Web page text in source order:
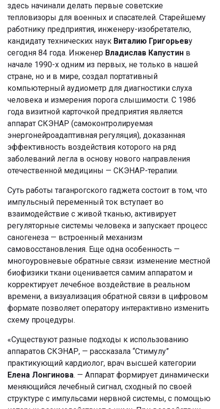
здесь начинали делать первые советские
тепловизоры для военных и спасателей. Старейшему
работнику предприятия, инженеру-изобретателю,
кандидату технических наук Виталию Григорьеву
сегодня 84 года. Инженер Владислав Капустин в
начале 1990-х одним из первых, не только в нашей
стране, но и в мире, создал портативный
компьютерный аудиометр для диагностики слуха
человека и измерения порога слышимости. С 1986
года визитной карточкой предприятия является
аппарат СКЭНАР (самоконтролируемая
энергонейроадаптивная регуляция), доказанная
эффективность воздействия которого на ряд
заболеваний легла в основу нового направления
отечественной медицины — СКЭНАР-терапии.
Суть работы таганрогского гаджета состоит в том, что
импульсный переменный ток вступает во
взаимодействие с живой тканью, активирует
регуляторные системы человека и запускает процесс
саногенеза — встроенный механизм
самовосстановления. Еще одна особенность —
многоуровневые обратные связи: изменение местной
биофизики ткани оценивается самим аппаратом и
корректирует лечебное воздействие в реальном
времени, а визуализация обратной связи в цифровом
формате позволяет оператору интерактивно изменить
схему процедуры.
«Существуют разные подходы к использованию
аппаратов СКЭНАР, — рассказала “Стимулу”
практикующий кардиолог, врач высшей категории
Елена Лонгинова. — Аппарат формирует динамически
меняющийся лечебный сигнал, сходный по своей
структуре с импульсами нервной системы, с помощью